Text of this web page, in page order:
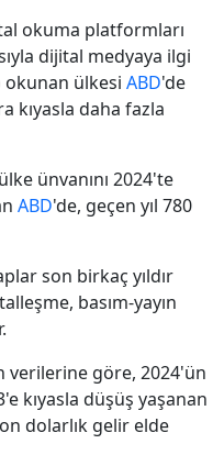
okuma platformları
dijital medyaya ilgi
okunan ülkesi ABD'de
kıyasla daha fazla
ünvanını 2024'te
ABD'de, geçen yıl 780
son birkaç yıldır
basım-yayın
verilerine göre, 2024'ün
kıyasla düşüş yaşanan
dolarlık gelir elde